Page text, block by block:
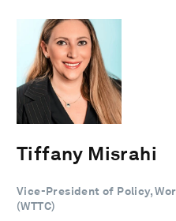
Tiffany Misrahi
Vice-President of Policy,
(WTTC)